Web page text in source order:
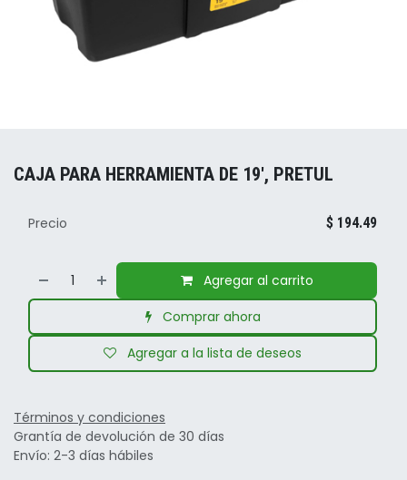
CAJA PARA HERRAMIENTA DE 19', PRETUL
Agregar al carrito
Comprar ahora
Agregar a la lista de deseos
Precio $ 194.49
Términos y condiciones
Grantía de devolución de 30 días
Envío: 2-3 días hábiles